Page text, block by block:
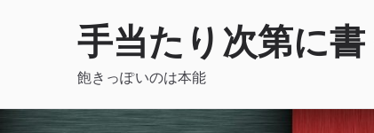
手当たり次第に
飽きっぽいのは本能